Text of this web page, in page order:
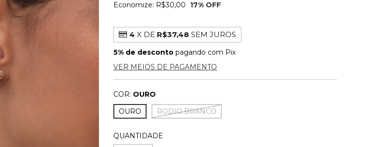
Economize: R$30,00 17% OFF
4 X DE R$37,48 SEM JUROS
5% de desconto pagando com Pix
VER MEIOS DE PAGAMENTO
COR: OURO
OURO
RODIO BRANCO
QUANTIDADE